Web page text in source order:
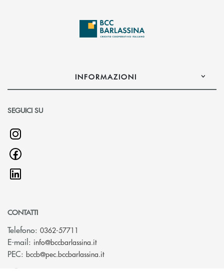
INFORMAZIONI
SEGUICI SU
CONTATTI
Telefono: 0362-57711
E-mail: info@bccbarlassina.it(si apre l’app di posta elettronica)
PEC: bccb@pec.bccbarlassina.it(si apre l’app di posta elettronica)